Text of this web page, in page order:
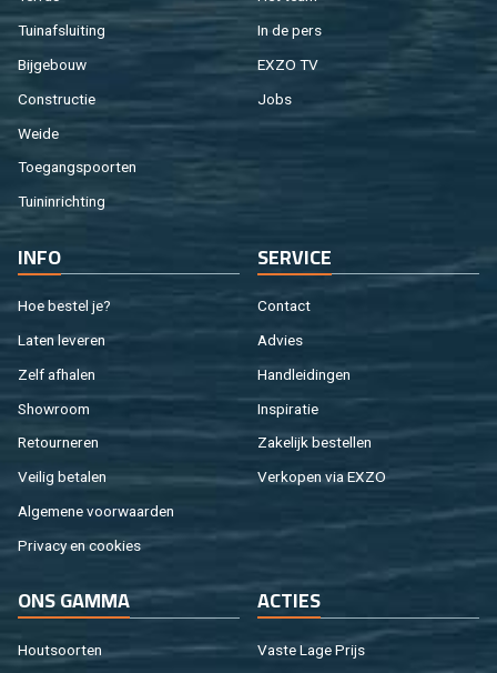
Tuin­af­slui­ting
Bij­ge­bouw
Con­struc­tie
Weide
Toe­gangs­poor­ten
Tuin­in­rich­ting
In de pers
EXZO TV
Jobs
INFO
Hoe be­stel je?
Laten le­ve­ren
Zelf af­ha­len
Show­room
Re­tour­ne­ren
Vei­lig be­ta­len
Al­ge­me­ne voor­waar­den
Pri­va­cy en coo­kies
SER­VI­CE
Con­tact
Ad­vies
Hand­lei­din­gen
In­spi­ra­tie
Za­ke­lijk be­stel­len
Ver­ko­pen via EXZO
ONS GAMMA
Hout­soor­ten
AC­TIES
Vaste Lage Prijs